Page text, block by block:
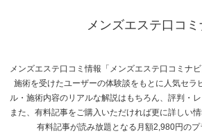
メンズエステ口コ
メンズエステ口コミ情報「メンズエステ口コミナ
施術を受けたユーザーの体験談をもとに人気セラ
ル・施術内容のリアルな解説はもちろん、評判・
また、有料記事をご購入いただければ更に詳しい
有料記事が読み放題となる月額2,980円のプ